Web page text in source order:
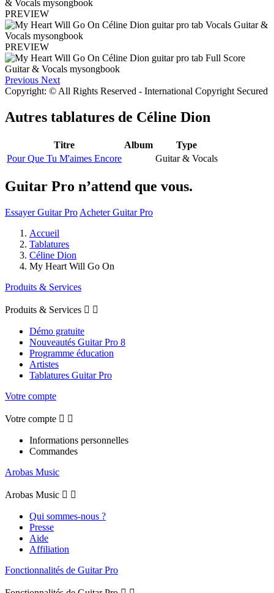
PREVIEW
PREVIEW
Previous Next
Copyright: © All Rights Reserved - International Copyright Secured
Autres tablatures de Céline Dion
Titre Album
Type
Pour Que Tu M'aimes Encore
Guitar & Vocals
Guitar Pro n’attend que vous.
Essayer Guitar Pro Acheter Guitar Pro
Accueil
Tablatures
Céline Dion
My Heart Will Go On
Produits & Services
Produits & Services  
Démo gratuite
Nouveautés Guitar Pro 8
Programme éducation
Artistes
Tablatures Guitar Pro
Votre compte
Votre compte  
Informations personnelles
Commandes
Arobas Music
Arobas Music  
Qui sommes-nous ?
Presse
Aide
Affiliation
Fonctionnalités de Guitar Pro